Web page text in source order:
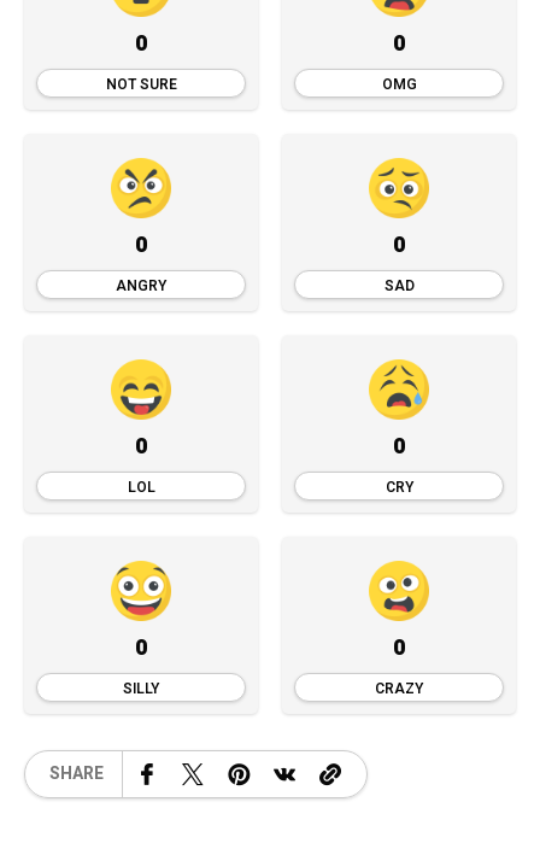
0
NOT SURE
0
OMG
0
ANGRY
0
SAD
0
LOL
0
CRY
0
SILLY
0
CRAZY
SHARE